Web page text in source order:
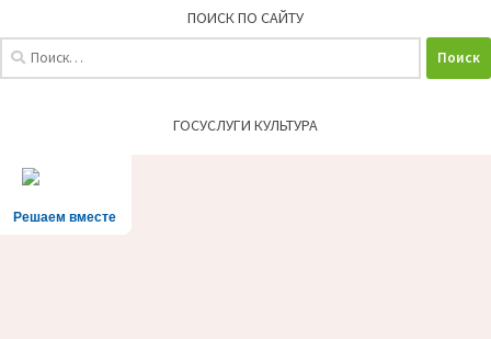
ПОИСК ПО САЙТУ
ГОСУСЛУГИ КУЛЬТУРА
Решаем вместе